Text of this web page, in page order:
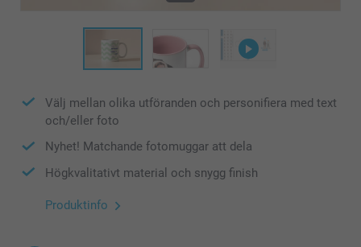
Välj mellan olika utföranden och personifiera med text
och/eller foto
Nyhet! Matchande fotomuggar att dela
Högkvalitativt material och snygg finish
Produktinfo